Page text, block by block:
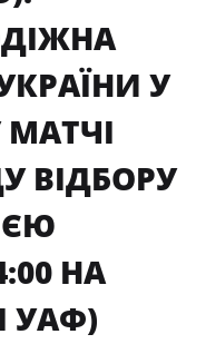
У
ВІДБОРУ
НА
УАФ)